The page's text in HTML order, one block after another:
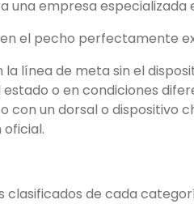
una empresa especializada
el pecho perfectamente
línea de meta sin el
o en condiciones
con un dorsal o dispositivo
clasificados de cada